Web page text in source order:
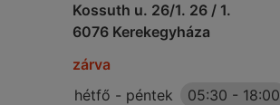
Kossuth u. 26/1. 26 / 1.
6076 Kerekegyháza
zárva
hétfő - péntek
05:30 - 18:00